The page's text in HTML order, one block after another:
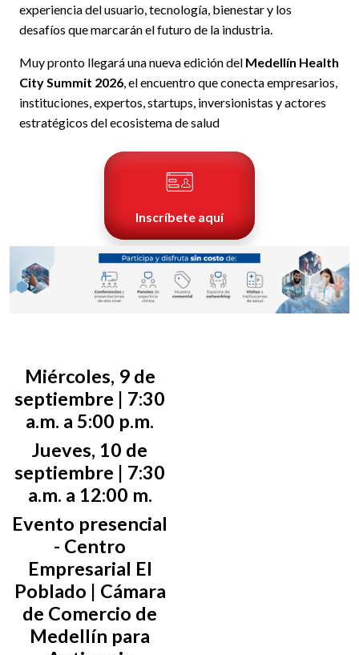
experiencia del usuario, tecnología, bienestar y los
desafíos que marcarán el futuro de la industria.
Muy pronto llegará una nueva edición del Medellín Health
City Summit 2026 , el encuentro que conecta empresarios,
instituciones, expertos, startups, inversionistas y actores
estratégicos del ecosistema de salud
Inscríbete aquí
Miércoles, 9 de
septiembre | 7:30
a.m. a 5:00 p.m.
Jueves, 10 de
septiembre | 7:30
a.m. a 12:00 m.
Evento presencial
- Centro
Empresarial El
Poblado | Cámara
de Comercio de
Medellín para